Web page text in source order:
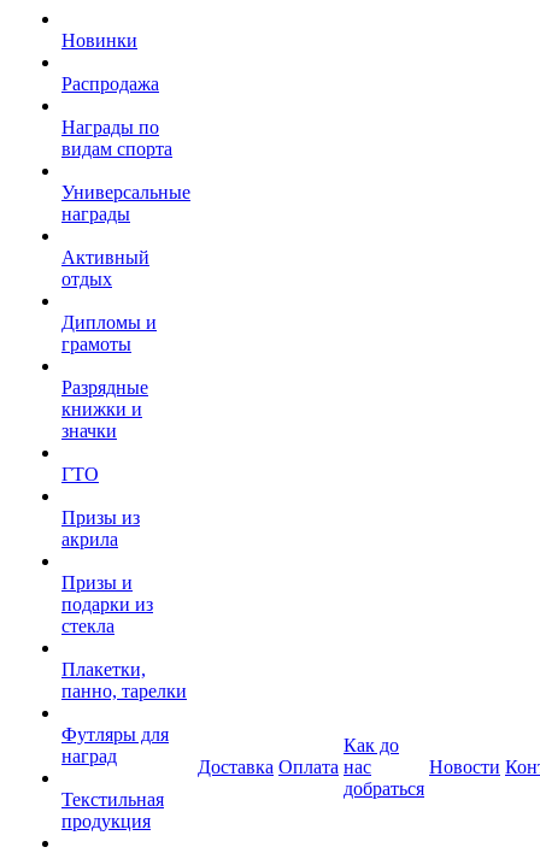
Новинки
Распродажа
Награды по
видам спорта
Универсальные
награды
Активный
отдых
Дипломы и
грамоты
Разрядные
книжки и
значки
ГТО
Призы из
акрила
Призы и
подарки из
стекла
Плакетки,
панно, тарелки
Футляры для
наград
Текстильная
продукция
Доставка Оплата
Как до
нас
добраться
Новости